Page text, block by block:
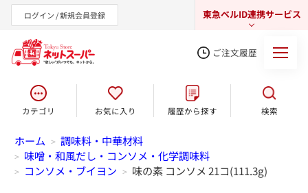
ログイン / 新規会員登録 東急ベルID連携サービス
東急オンラインショップ
ご注文履歴
カテゴリ お気に入り 履歴から探す 検索
ホーム > 調味料・中華材料
> 味噌・和風だし・コンソメ・化学調味料
> コンソメ・ブイヨン > 味の素 コンソメ 21コ(111.3g)